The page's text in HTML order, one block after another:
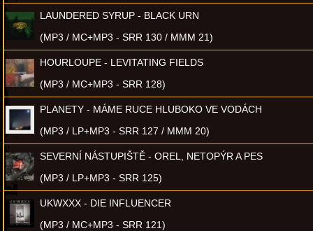
LAUNDERED SYRUP - BLACK URN
(MP3 / MC+MP3 - SRR 130 / MMM 21)
HOURLOUPE - LEVITATING FIELDS
(MP3 / MC+MP3 - SRR 128)
PLANETY - MÁME RUCE HLUBOKO VE VODÁCH
(MP3 / LP+MP3 - SRR 127 / MMM 20)
SEVERNÍ NÁSTUPIŠTĚ - OREL, NETOPÝR A PES
(MP3 / LP+MP3 - SRR 125)
UKWXXX - DIE INFLUENCER
(MP3 / MC+MP3 - SRR 121)